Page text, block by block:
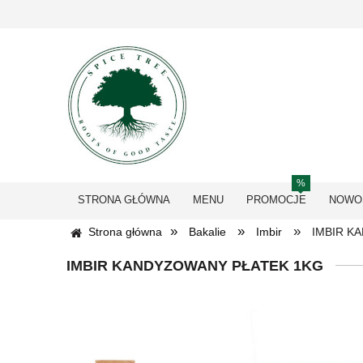
STRONA GŁÓWNA MENU PROMOCJE
Strona główna » Bakalie » Imbir » IMBIR
IMBIR KANDYZOWANY PŁATEK 1KG